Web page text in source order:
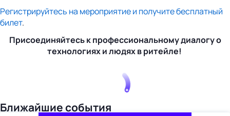
Регистрируйтесь на мероприятие и получите бесплатный
билет.
Присоединяйтесь к профессиональному диалогу о
технологиях и людях в ритейле!
Ближайшие события